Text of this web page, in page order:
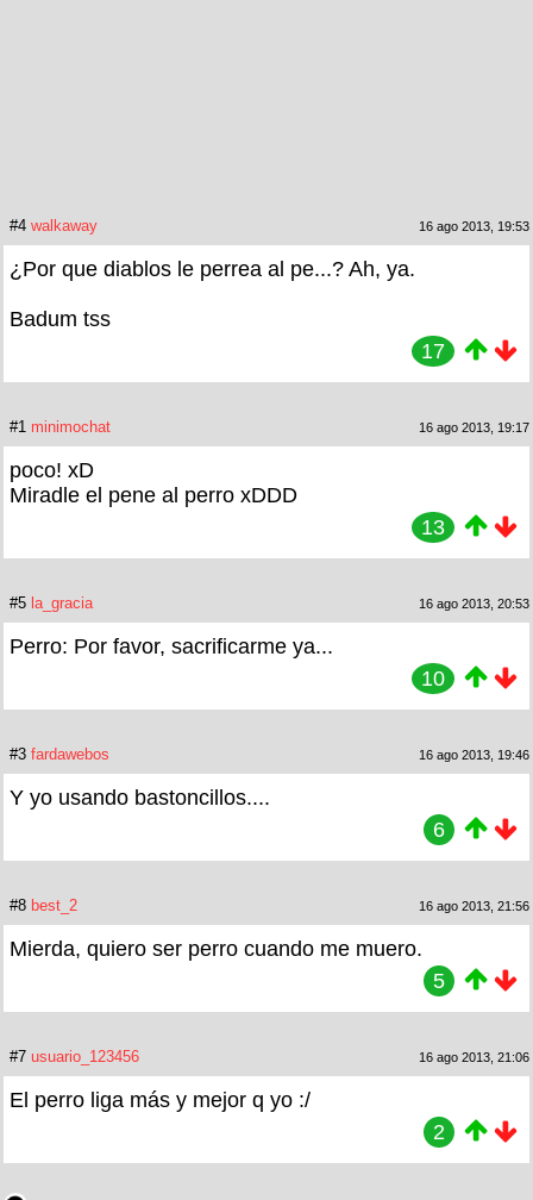
#4 walkaway 16 ago 2013, 19:53
¿Por que diablos le perrea al pe...? Ah, ya.
Badum tss
17
#1 minimochat 16 ago 2013, 19:17
poco! xD
Miradle el pene al perro xDDD
13
#5 la_gracia 16 ago 2013, 20:53
Perro: Por favor, sacrificarme ya...
10
#3 fardawebos 16 ago 2013, 19:46
Y yo usando bastoncillos....
6
#8 best_2 16 ago 2013, 21:56
Mierda, quiero ser perro cuando me muero.
5
#7 usuario_123456 16 ago 2013, 21:06
El perro liga más y mejor q yo :/
2